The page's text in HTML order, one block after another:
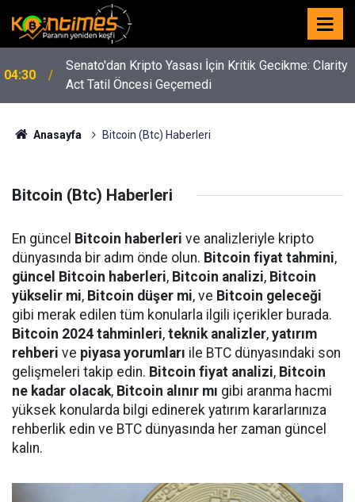
02:23
Trump'tan Kripto Mesajı: “Çin'in Kriptoyu Ele
Geçirmesini İstemiyoruz”
Anasayfa Bitcoin (Btc) Haberleri
Bitcoin (Btc) Haberleri
En güncel Bitcoin haberleri ve analizleriyle kripto
dünyasında bir adım önde olun. Bitcoin fiyat tahmini,
güncel Bitcoin haberleri, Bitcoin analizi, Bitcoin
yükselir mi, Bitcoin düşer mi, ve Bitcoin geleceği
gibi merak edilen tüm konularla ilgili içerikler burada.
Bitcoin 2024 tahminleri, teknik analizler, yatırım
rehberi ve piyasa yorumları ile BTC dünyasındaki son
gelişmeleri takip edin. Bitcoin fiyat analizi, Bitcoin
ne kadar olacak, Bitcoin alınır mı gibi aranma hacmi
yüksek konularda bilgi edinerek yatırım kararlarınıza
rehberlik edin ve BTC dünyasında her zaman güncel
kalın.